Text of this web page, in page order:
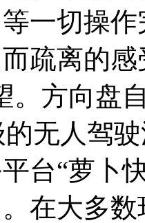
一切操
疏离的
。方向盘
无人驾
台“萝卜
在大多